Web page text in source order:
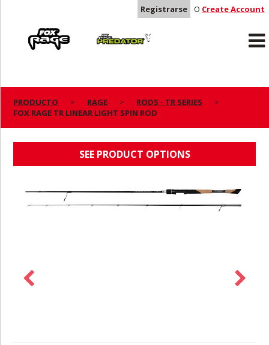
Registrarse O Create Account
Predator
PRODUCTO RAGE
RODS - TR SERIES
FOX RAGE TR LINEAR LIGHT SPIN ROD
SEE PRODUCT OPTIONS